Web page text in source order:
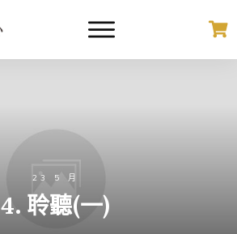
23 5 月
4. 聆聽(一)